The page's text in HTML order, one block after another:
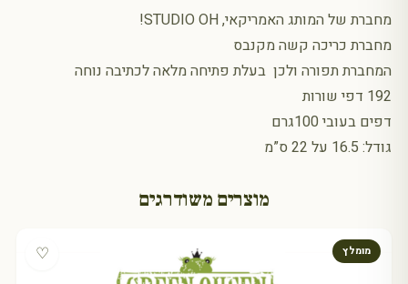
מחברת של המותג האמריקאי, STUDIO OH!
מחברת כריכה קשה מקנבס
המחברת תפורה ולכן בעלת פתיחה מלאה לכתיבה נוחה
192 דפי שורות
דפים בעובי 100גרם
גודל: 16.5 על 22 ס”מ
מוצרים משודרגים
מומלץ ♡